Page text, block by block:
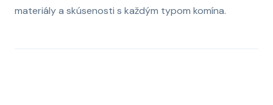
materiály a skúsenosti s každým typom komína.